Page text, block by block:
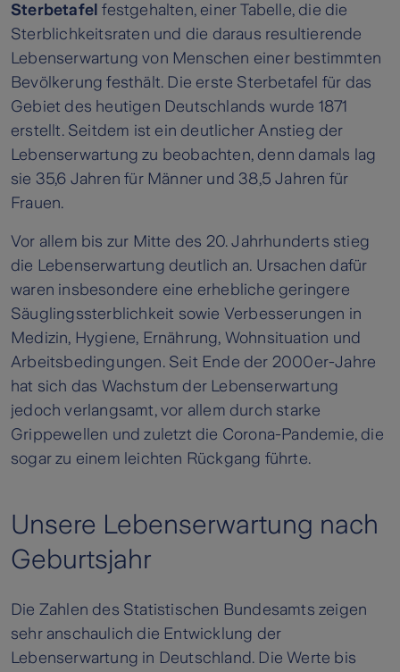
Sterbetafel festgehalten, einer Tabelle, die die
Sterblichkeitsraten und die daraus resultierende
Lebenserwartung von Menschen einer bestimmten
Bevölkerung festhält. Die erste Sterbetafel für das
Gebiet des heutigen Deutschlands wurde 1871
erstellt. Seitdem ist ein deutlicher Anstieg der
Lebenserwartung zu beobachten, denn damals lag
sie 35,6 Jahren für Männer und 38,5 Jahren für
Frauen.
Vor allem bis zur Mitte des 20. Jahrhunderts stieg
die Lebenserwartung deutlich an. Ursachen dafür
waren insbesondere eine erhebliche geringere
Säuglingssterblichkeit sowie Verbesserungen in
Medizin, Hygiene, Ernährung, Wohnsituation und
Arbeitsbedingungen. Seit Ende der 2000er-Jahre
hat sich das Wachstum der Lebenserwartung
jedoch verlangsamt, vor allem durch starke
Grippewellen und zuletzt die Corona-Pandemie, die
sogar zu einem leichten Rückgang führte.
Unsere Lebenserwartung nach
Geburtsjahr
Die Zahlen des Statistischen Bundesamts zeigen
sehr anschaulich die Entwicklung der
Lebenserwartung in Deutschland. Die Werte bis